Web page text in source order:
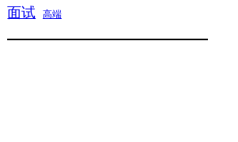
面试 高端